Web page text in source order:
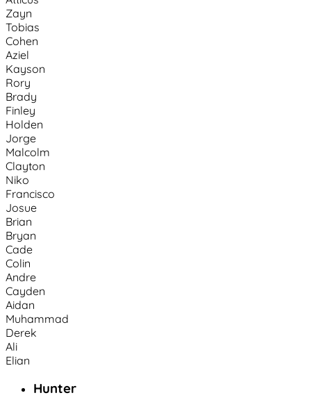
Zayn
Tobias
Cohen
Aziel
Kayson
Rory
Brady
Finley
Holden
Jorge
Malcolm
Clayton
Niko
Francisco
Josue
Brian
Bryan
Cade
Colin
Andre
Cayden
Aidan
Muhammad
Derek
Ali
Elian
Hunter